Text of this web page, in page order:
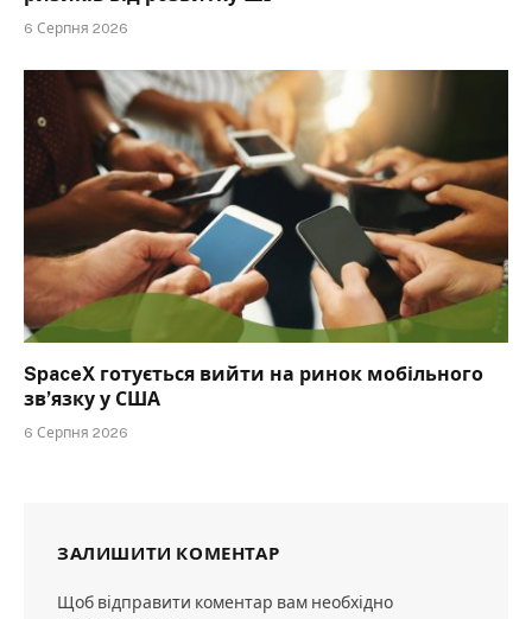
6 Серпня 2026
SpaceX готується вийти на ринок мобільного
зв’язку у США
6 Серпня 2026
ЗАЛИШИТИ КОМЕНТАР
Щоб відправити коментар вам необхідно